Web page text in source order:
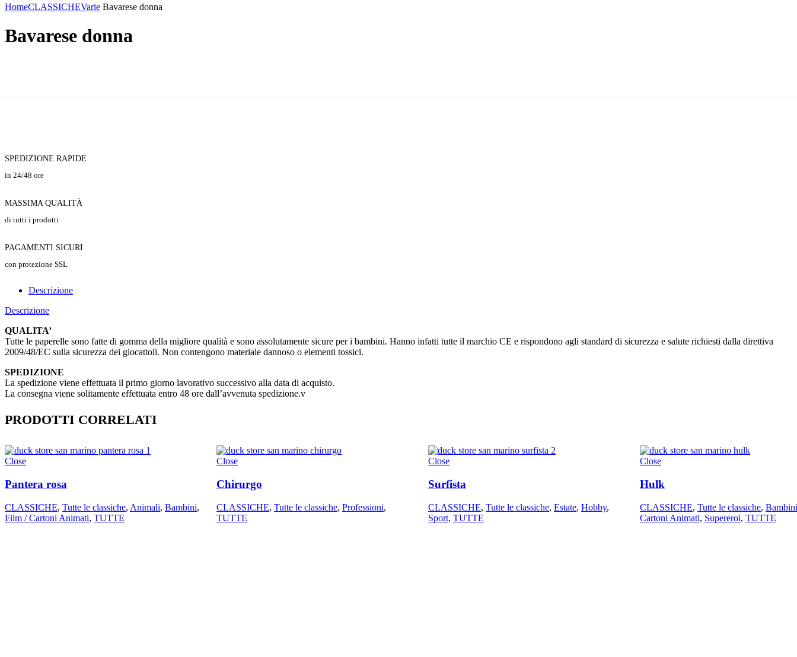
HomeCLASSICHEVarie Bavarese donna
Bavarese donna
SPEDIZIONE RAPIDE
in 24/48 ore
MASSIMA QUALITÀ
di tutti i prodotti
PAGAMENTI SICURI
con protezione SSL
Descrizione
Descrizione
QUALITA’
Tutte le paperelle sono fatte di gomma della migliore qualità e sono assolutamente sicure per i bambini. Hanno infatti tutte il marchio CE e rispondono agli standard di sicurezza e salute richiesti dalla direttiva
2009/48/EC sulla sicurezza dei giocattoli. Non contengono materiale dannoso o elementi tossici.
SPEDIZIONE
La spedizione viene effettuata il primo giorno lavorativo successivo alla data di acquisto.
La consegna viene solitamente effettuata entro 48 ore dall’avvenuta spedizione.v
PRODOTTI CORRELATI
Close
Pantera rosa
CLASSICHE, Tutte le classiche, Animali, Bambini,
Film / Cartoni Animati, TUTTE
Close
Chirurgo
CLASSICHE, Tutte le classiche, Professioni,
TUTTE
Close
Surfista
CLASSICHE, Tutte le classiche, Estate, Hobby,
Sport, TUTTE
Close
Hulk
CLASSICHE, Tutte le classiche, Bambini
Cartoni Animati, Supereroi, TUTTE